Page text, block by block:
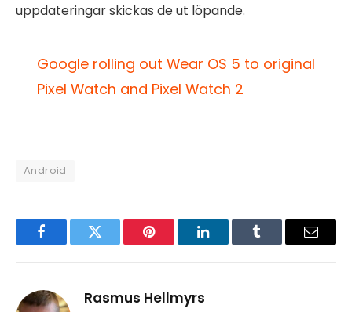
uppdateringar skickas de ut löpande.
Google rolling out Wear OS 5 to original
Pixel Watch and Pixel Watch 2
Android
FacebookTwitter Pinterest LinkedInTumblr Email
Rasmus Hellmyrs